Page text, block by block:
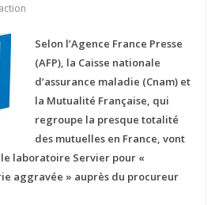
Selon l’Agence France Presse
(AFP), la Caisse nationale
d’assurance maladie (Cnam) et
la Mutualité Française, qui
regroupe la presque totalité
des mutuelles en France, vont
laboratoire Servier pour «
aggravée » auprès du procureur